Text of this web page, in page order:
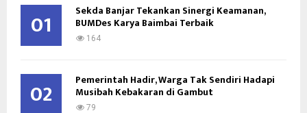
o
H
01 Sekda Banjar Tekankan Sinergi Keamanan,
BUMDes Karya Baimbai Terbaik
164
02 Pemerintah Hadir, Warga Tak Sendiri Hadapi
Musibah Kebakaran di Gambut
79